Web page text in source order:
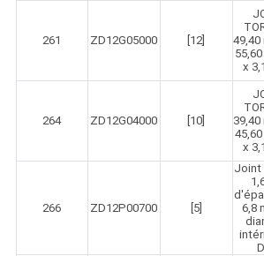
261 ZD12G05000 [12]
49,40
x
264 ZD12G04000 [10]
39,40
x
266 ZD12P00700 [5]
Joint
6,8